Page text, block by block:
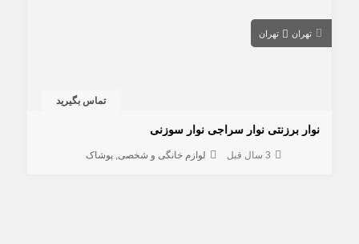
تهران تهران
تماس بگیرید
نوار برزنتی نوار سراجی نوار سوزنی
3 سال قبل لوازم خانگی و شخصی پوشاک